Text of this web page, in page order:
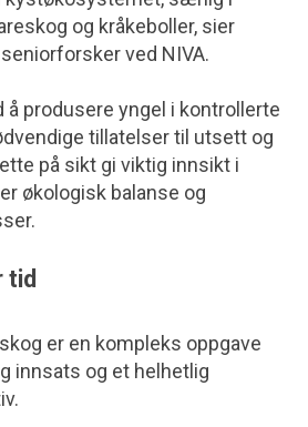
og kråkeboller, sier
ved NIVA.
produsere yngel i kontrollerte
tillatelser til utsett og
på sikt gi viktig innsikt i
økologisk balanse og
tid
er en kompleks oppgave
innsats og et helhetlig